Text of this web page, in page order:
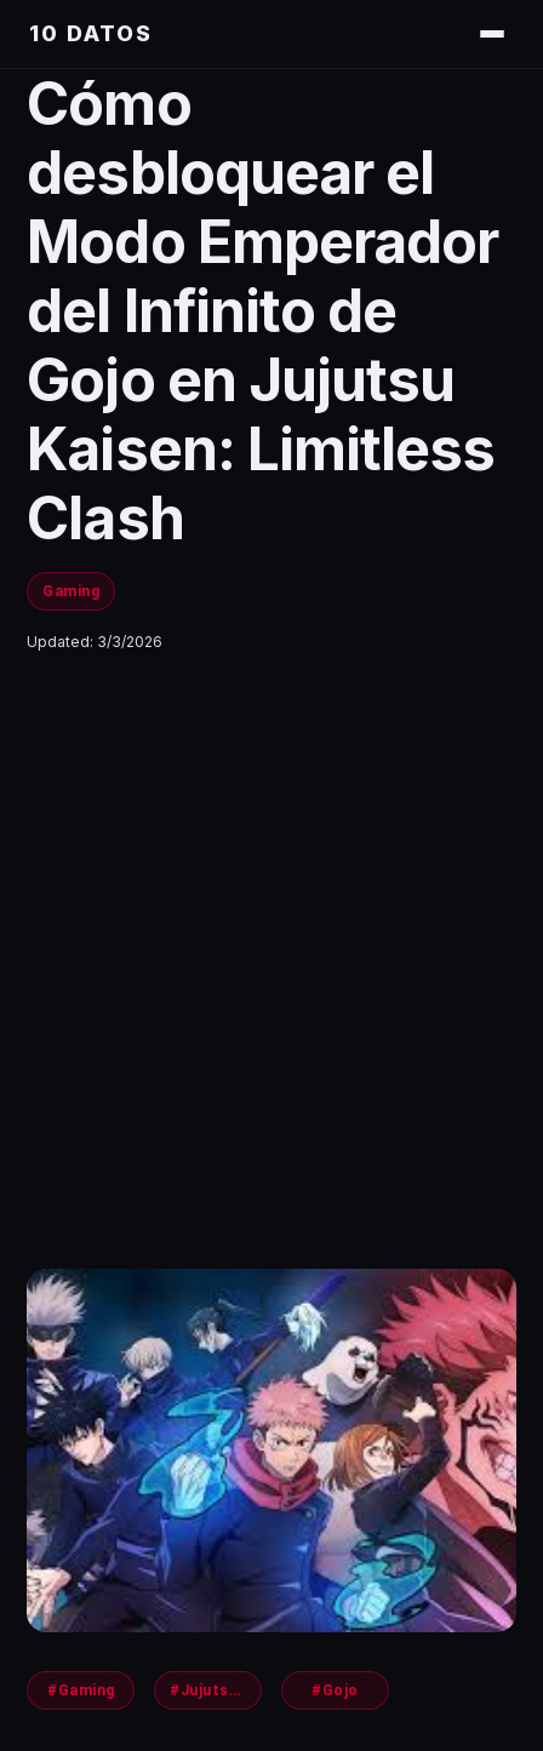
10 DATOS
Cómo
desbloquear el
Modo Emperador
del Infinito de
Gojo en Jujutsu
Kaisen: Limitless
Clash
Gaming
Updated: 3/3/2026
#Gaming #JujutsuKaisen #Gojo